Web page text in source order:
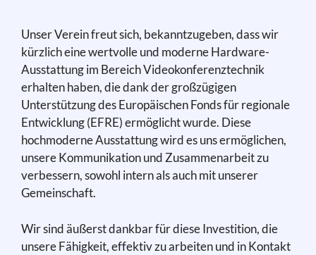
Unser Verein freut sich, bekanntzugeben, dass wir
kürzlich eine wertvolle und moderne Hardware-
Ausstattung im Bereich Videokonferenztechnik
erhalten haben, die dank der großzügigen
Unterstützung des Europäischen Fonds für regionale
Entwicklung (EFRE) ermöglicht wurde. Diese
hochmoderne Ausstattung wird es uns ermöglichen,
unsere Kommunikation und Zusammenarbeit zu
verbessern, sowohl intern als auch mit unserer
Gemeinschaft.
Wir sind äußerst dankbar für diese Investition, die
unsere Fähigkeit, effektiv zu arbeiten und in Kontakt